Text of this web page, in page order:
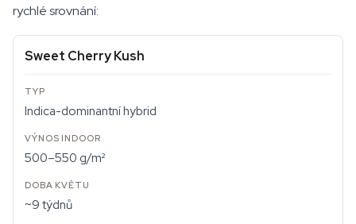
rychlé srovnání:
Sweet Cherry Kush
Indica-dominantní hybrid
500–550 g/m²
~9 týdnů